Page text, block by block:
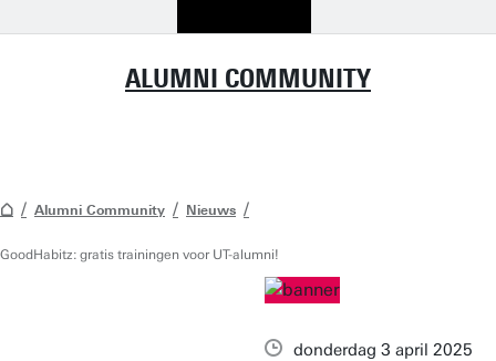
ALUMNI COMMUNITY
Alumni Community Nieuws
GoodHabitz: gratis trainingen voor UT-alumni!
donderdag 3 april 2025